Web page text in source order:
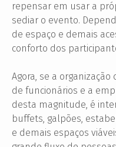
repensar em usar a
sediar o evento.
de espaço e demais
conforto dos
Agora, se a
de funcionários e a
desta magnitude, é
buffets, galpões,
e demais espaços